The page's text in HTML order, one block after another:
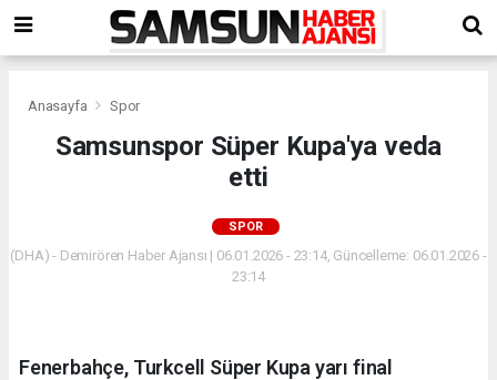
Anasayfa Spor
Samsunspor Süper Kupa'ya veda
etti
SPOR
(DHA) - Demirören Haber Ajansı | 06.01.2026 - 23:14, Güncelleme: 06.01.2026 -
23:14
Fenerbahçe, Turkcell Süper Kupa yarı final